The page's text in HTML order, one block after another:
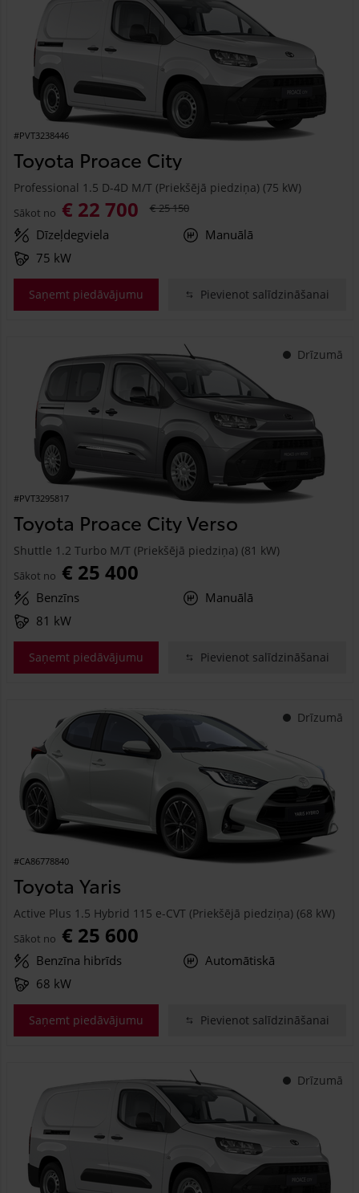
#PVT3238446
Toyota Proace City
Professional 1.5 D-4D M/T (Priekšējā piedziņa) (75 kW)
Sākot no € 22 700 € 25 150
Dīzeļdegviela
Manuālā
75 kW
Saņemt piedāvājumu Pievienot salīdzināšanai
Drīzumā
#PVT3295817
Toyota Proace City Verso
Shuttle 1.2 Turbo M/T (Priekšējā piedziņa) (81 kW)
Sākot no € 25 400
Benzīns
Manuālā
81 kW
Saņemt piedāvājumu Pievienot salīdzināšanai
Drīzumā
#CA86778840
Toyota Yaris
Active Plus 1.5 Hybrid 115 e-CVT (Priekšējā piedziņa) (68 kW)
Sākot no € 25 600
Benzīna hibrīds
Automātiskā
68 kW
Saņemt piedāvājumu Pievienot salīdzināšanai
Drīzumā